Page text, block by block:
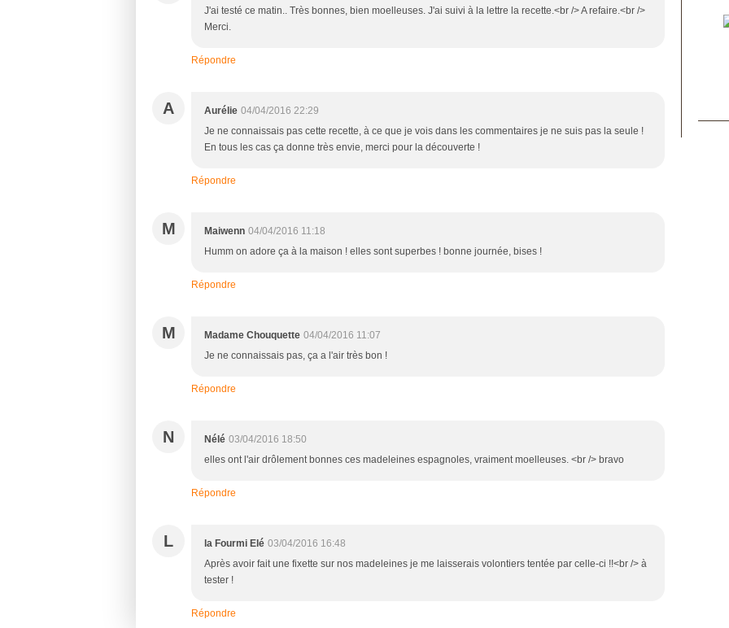
J'ai testé ce matin.. Très bonnes, bien moelleuses. J'ai suivi à la lettre la recette.<br /> A refaire.<br />
Merci.
Répondre
A Aurélie 04/04/2016 22:29
Je ne connaissais pas cette recette, à ce que je vois dans les commentaires je ne suis pas la seule !
En tous les cas ça donne très envie, merci pour la découverte !
Répondre
M Maiwenn 04/04/2016 11:18
Humm on adore ça à la maison ! elles sont superbes ! bonne journée, bises !
Répondre
M Madame Chouquette 04/04/2016 11:07
Je ne connaissais pas, ça a l'air très bon !
Répondre
N Nélé 03/04/2016 18:50
elles ont l'air drôlement bonnes ces madeleines espagnoles, vraiment moelleuses. <br /> bravo
Répondre
L la Fourmi Elé 03/04/2016 16:48
Après avoir fait une fixette sur nos madeleines je me laisserais volontiers tentée par celle-ci !!<br /> à
tester !
Répondre